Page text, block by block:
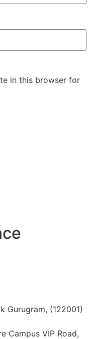
in this browser for
Gurugram, (122001)
Campus VIP Road,